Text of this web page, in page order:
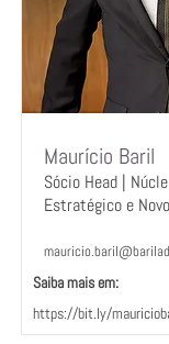
Maurício Baril
Sócio Head |
Estratégico e
Saiba mais em:ﾠ
https://bit.ly/